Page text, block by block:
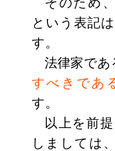
という表記
す。
法律家であ
すべきであ
す。
以上を前
しましては